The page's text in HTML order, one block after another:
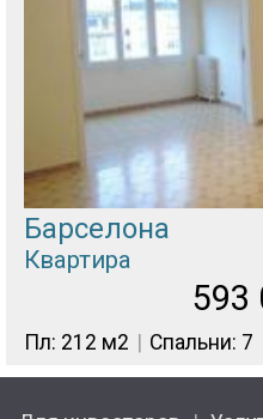
Барселона
Квартира
593
Пл: 212 м2 Спальни: 7